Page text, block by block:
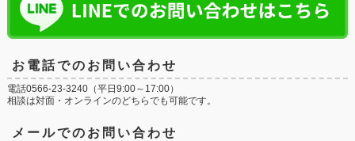
お電話でのお問い合わせ
電話0566-23-3240（平日9:00～17:00）
相談は対面・オンラインのどちらでも可能です。
メールでのお問い合わせ